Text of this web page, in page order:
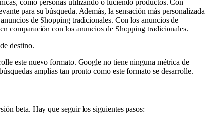
como personas utilizando o luciendo productos. Con
para su búsqueda. Además, la sensación más personalizada
de Shopping tradicionales. Con los anuncios de
comparación con los anuncios de Shopping tradicionales.
destino.
este nuevo formato. Google no tiene ninguna métrica de
amplias tan pronto como este formato se desarrolle.
beta. Hay que seguir los siguientes pasos: